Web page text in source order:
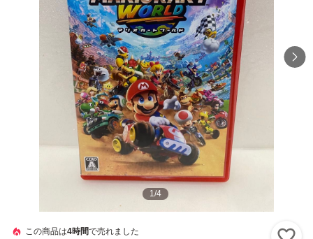
1/4
この商品は4時間で売れました